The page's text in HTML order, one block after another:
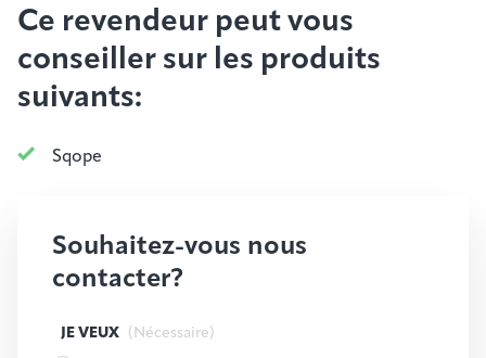
Ce revendeur peut vous
conseiller sur les produits
suivants:
Sqope
Souhaitez-vous nous
contacter?
JE VEUX (Nécessaire)